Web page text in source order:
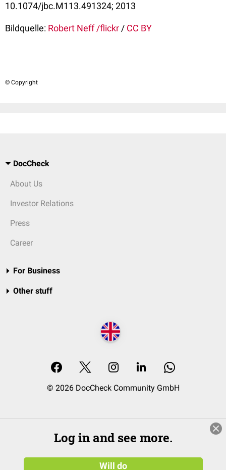
10.1074/jbc.M113.491324; 2013
Bildquelle: Robert Neff /flickr / CC BY
© Copyright
DocCheck
About Us
Investor Relations
Press
Career
For Business
Other stuff
© 2026 DocCheck Community GmbH
Log in and see more.
Will do